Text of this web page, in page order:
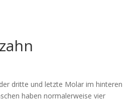
dritte und letzte Molar im hinteren
haben normalerweise vier